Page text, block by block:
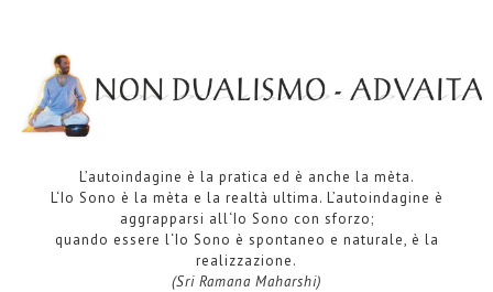
L’autoindagine è la pratica ed è anche la mèta.
L‘Io Sono è la mèta e la realtà ultima. L’autoindagine è
aggrapparsi all‘Io Sono con sforzo;
quando essere l‘Io Sono è spontaneo e naturale, è la
realizzazione.
(Sri Ramana Maharshi)